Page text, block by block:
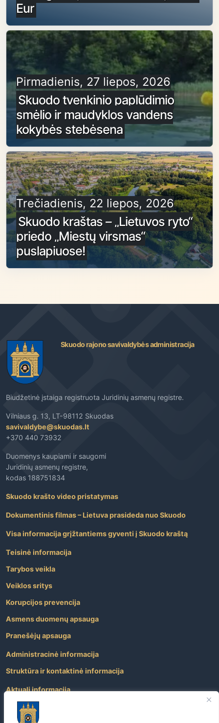
Eur
Pirmadienis, 27 liepos, 2026
Skuodo tvenkinio paplūdimio
smėlio ir maudyklos vandens
kokybės stebėsena
Trečiadienis, 22 liepos, 2026
Skuodo kraštas – „Lietuvos ryto“
priedo „Miestų virsmas“
puslapiuose!
Skuodo rajono savivaldybės administracija
Biudžetinė įstaiga registruota Juridinių asmenų registre.
Vilniaus g. 13, LT-98112 Skuodas
savivaldybe@skuodas.lt
+370 440 73932
Duomenys kaupiami ir saugomi
Juridinių asmenų registre,
kodas 188751834
Skuodo krašto video pristatymas
Dokumentinis filmas – Lietuva prasideda nuo Skuodo
Visa informacija grįžtantiems gyventi į Skuodo kraštą
Teisinė informacija
Tarybos veikla
Veiklos sritys
Korupcijos prevencija
Asmens duomenų apsauga
Pranešėjų apsauga
Administracinė informacija
Struktūra ir kontaktinė informacija
Aktuali informacija
Paslaugos